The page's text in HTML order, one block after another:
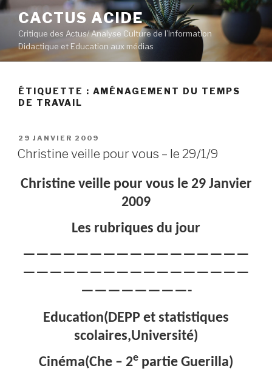
Aller
contenu
principal
CACTUS ACIDE
Critique des Actus/ Analyse Culture de l’Information
Didactique et Education aux médias
ÉTIQUETTE : AMÉNAGEMENT DU TEMPS
DE TRAVAIL
PUBLIÉ
LE
29 JANVIER 2009
Christine veille pour vous – le 29/1/9
Christine veille pour vous le 29 Janvier
2009
Les rubriques du jour
—————————————————
—————————————————
————————-
Education(DEPP et statistiques
scolaires,Université)
Cinéma(Che – 2e partie Guerilla)